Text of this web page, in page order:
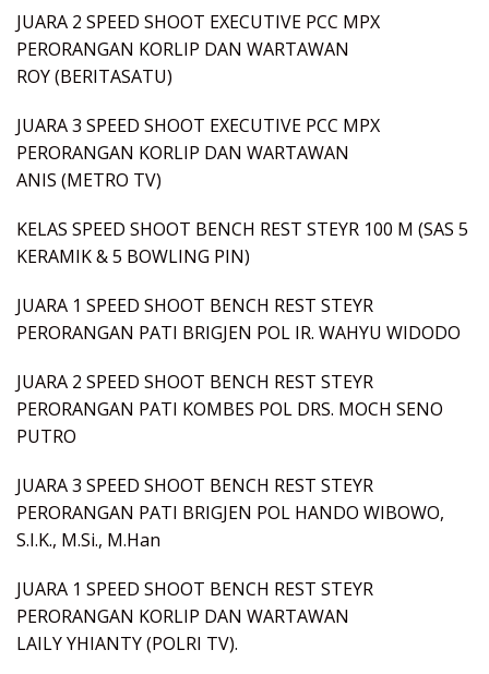
JUARA 2 SPEED SHOOT EXECUTIVE PCC MPX
PERORANGAN KORLIP DAN WARTAWAN
ROY (BERITASATU)
JUARA 3 SPEED SHOOT EXECUTIVE PCC MPX
PERORANGAN KORLIP DAN WARTAWAN
ANIS (METRO TV)
KELAS SPEED SHOOT BENCH REST STEYR 100 M (SAS 5
KERAMIK & 5 BOWLING PIN)
JUARA 1 SPEED SHOOT BENCH REST STEYR
PERORANGAN PATI BRIGJEN POL IR. WAHYU WIDODO
JUARA 2 SPEED SHOOT BENCH REST STEYR
PERORANGAN PATI KOMBES POL DRS. MOCH SENO
PUTRO
JUARA 3 SPEED SHOOT BENCH REST STEYR
PERORANGAN PATI BRIGJEN POL HANDO WIBOWO,
S.I.K., M.Si., M.Han
JUARA 1 SPEED SHOOT BENCH REST STEYR
PERORANGAN KORLIP DAN WARTAWAN
LAILY YHIANTY (POLRI TV).